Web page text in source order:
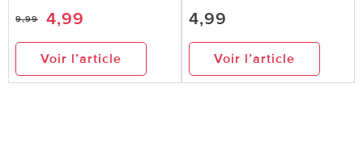
9,99 4,99
Voir l’article
4,99
Voir l’article